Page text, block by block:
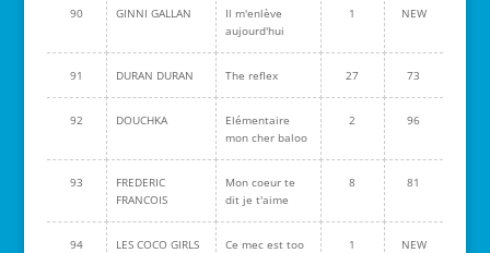
90 GINNI GALLAN
Il m'enlève
aujourd'hui
1 NEW
91 DURAN DURAN The reflex 27 73
92 DOUCHKA
Elémentaire
mon cher baloo
2 96
93
FREDERIC
FRANCOIS
Mon coeur te
dit je t'aime
8 81
94 LES COCO GIRLS
Ce mec est too
1 NEW